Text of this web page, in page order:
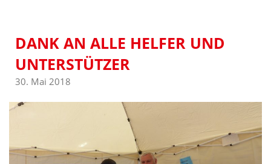
DANK AN ALLE HELFER UND
UNTERSTÜTZER
30. Mai 2018